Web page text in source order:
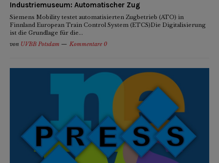
Industriemuseum: Automatischer Zug
Siemens Mobility testet automatisierten Zugbetrieb (ATO) in
Finnland European Train Control System (ETCS)Die Digitalisierung
ist die Grundlage für die...
von UVBB Potsdam Kommentare 0